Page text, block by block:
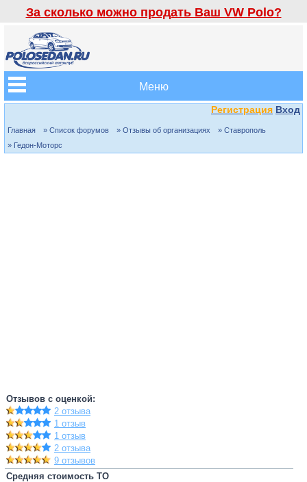
За сколько можно продать Ваш VW Polo?
Меню
Регистрация Вход
Главная » Список форумов » Отзывы об организациях
» Ставрополь
» Гедон-Моторс
Отзывов с оценкой:
2 отзыва
1 отзыв
1 отзыв
2 отзыва
9 отзывов
Средняя стоимость ТО